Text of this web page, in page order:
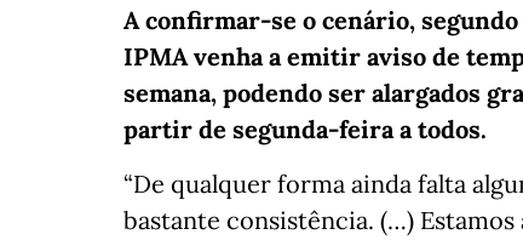
A confirmar-se o cenário,
IPMA venha a emitir aviso de
semana, podendo ser alargados
partir de segunda-feira a todos.
“De qualquer forma ainda falta
bastante consistência. (…)